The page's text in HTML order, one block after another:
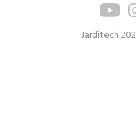
navigationJarditech